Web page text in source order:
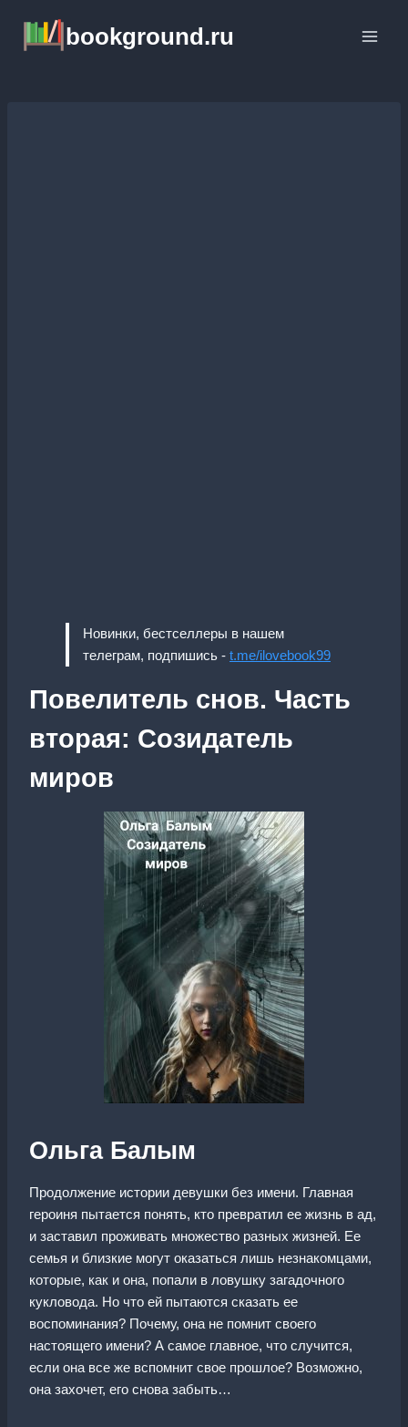
содержимому
bookground.ru
Новинки, бестселлеры в нашем
телеграм, подпишись - t.me/ilovebook99
Повелитель снов. Часть
вторая: Созидатель
миров
Ольга Балым
Продолжение истории девушки без имени. Главная
героиня пытается понять, кто превратил ее жизнь в ад,
и заставил проживать множество разных жизней. Ее
семья и близкие могут оказаться лишь незнакомцами,
которые, как и она, попали в ловушку загадочного
кукловода. Но что ей пытаются сказать ее
воспоминания? Почему, она не помнит своего
настоящего имени? А самое главное, что случится,
если она все же вспомнит свое прошлое? Возможно,
она захочет, его снова забыть…